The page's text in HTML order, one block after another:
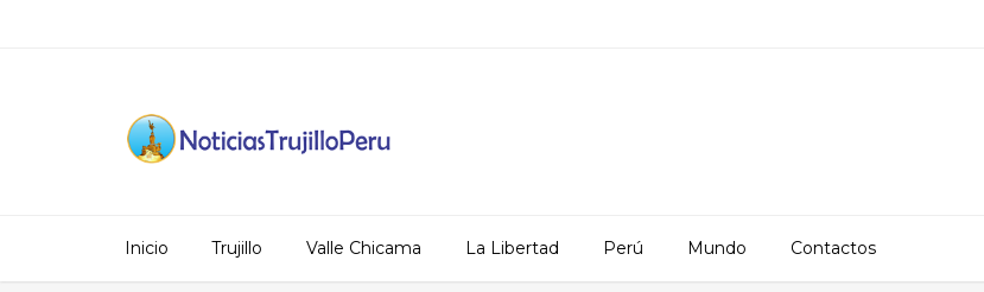
Inicio Trujillo Valle Chicama La Libertad Perú Mundo Contactos